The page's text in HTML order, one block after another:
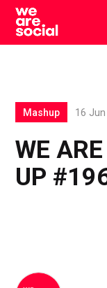
Skip
content
WE
UP
Mashup 16